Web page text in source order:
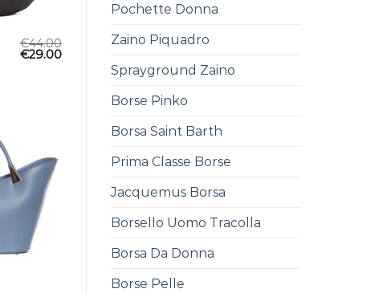
Pochette Donna
Zaino Piquadro
Sprayground Zaino
Borse Pinko
Borsa Saint Barth
Prima Classe Borse
Jacquemus Borsa
Borsello Uomo Tracolla
Borsa Da Donna
Borse Pelle
€44.00
€29.00